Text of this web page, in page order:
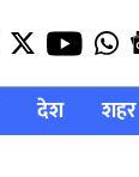
देश शहर